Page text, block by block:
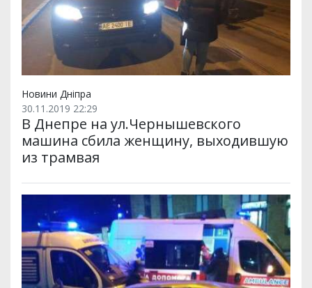
Новини Дніпра
30.11.2019 22:29
В Днепре на ул.Чернышевского
машина сбила женщину, выходившую
из трамвая